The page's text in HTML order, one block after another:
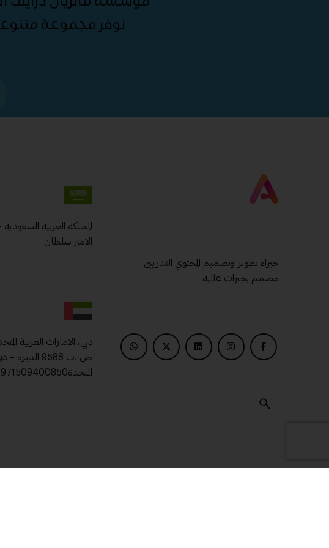
نوفر مجموعة
خبراء تطوير وتصميم المحتوي التدريبى
مصمم بخبرات عالمية
المملكة العربية
الامير سلطان
دبي، الامارات العربية
ص .ب 9588
المتحدة00971509400850